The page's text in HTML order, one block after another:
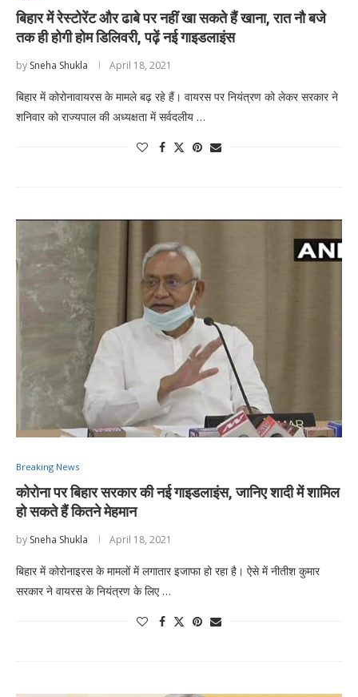
बिहार में रेस्टोरेंट और ढाबे पर नहीं खा सकते हैं खाना, रात नौ बजे
तक ही होगी होम डिलिवरी, पढ़ें नई गाइडलाइंस
by Sneha Shukla April 18, 2021
बिहार में कोरोनावायरस के मामले बढ़ रहे हैं। वायरस पर नियंत्रण को लेकर सरकार ने
शनिवार को राज्यपाल की अध्यक्षता में सर्वदलीय …
Breaking News
कोरोना पर बिहार सरकार की नई गाइडलाइंस, जानिए शादी में शामिल
हो सकते हैं कितने मेहमान
by Sneha Shukla April 18, 2021
बिहार में कोरोनाइरस के मामलों में लगातार इजाफा हो रहा है। ऐसे में नीतीश कुमार
सरकार ने वायरस के नियंत्रण के लिए …